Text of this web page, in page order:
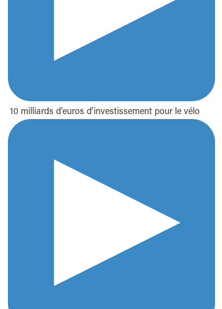
10 milliards d’euros d’investissement pour le vélo